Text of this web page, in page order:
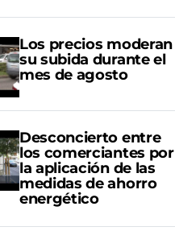
Los precios moderan
su subida durante el
mes de agosto
Desconcierto entre
los comerciantes por
la aplicación de las
medidas de ahorro
energético